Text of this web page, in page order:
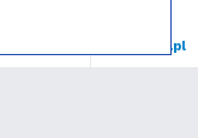
niedziela.pl